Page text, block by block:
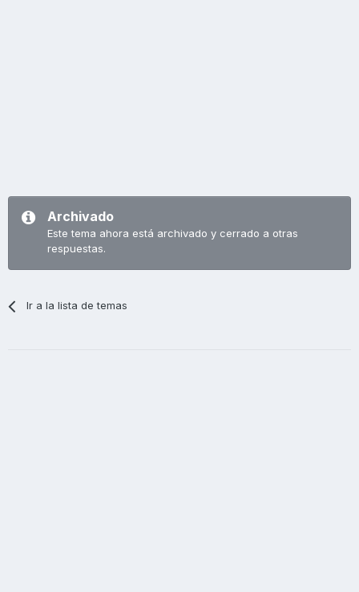
Archivado
Este tema ahora está archivado y cerrado a otras
respuestas.
Ir a la lista de temas